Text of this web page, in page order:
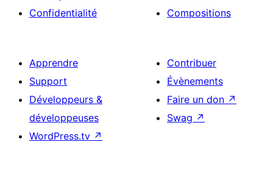
Confidentialité
Compositions
Apprendre
Support
Développeurs &
développeuses
WordPress.tv ↗
Contribuer
Évènements
Faire un don ↗
Swag ↗